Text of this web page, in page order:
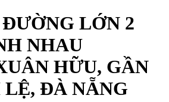
LỚN 2
NHAU
HỮU, GẦN
ĐÀ NẴNG